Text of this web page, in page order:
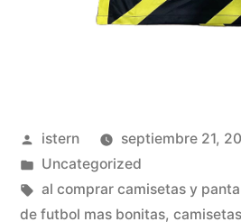
Publicado
por
istern
septiembre 21,
Publicado
en
Uncategorized
Etiquetas:
al comprar camisetas y
de futbol mas bonitas,